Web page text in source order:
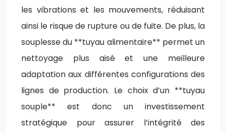
les vibrations et les mouvements, réduisant
ainsi le risque de rupture ou de fuite. De plus, la
souplesse du **tuyau alimentaire** permet un
nettoyage plus aisé et une meilleure
adaptation aux différentes configurations des
lignes de production. Le choix d’un **tuyau
souple** est donc un investissement
stratégique pour assurer l’intégrité des